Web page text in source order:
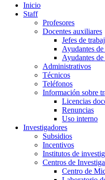
Inicio
Staff
Profesores
Docentes auxiliares
Jefes de
Ayudantes de
Ayudantes de
Administrativos
Técnicos
Teléfonos
Información sobre
Licencias
Renuncias
Uso interno
Investigadores
Subsidios
Incentivos
Institutos de
Centros de
Centro de